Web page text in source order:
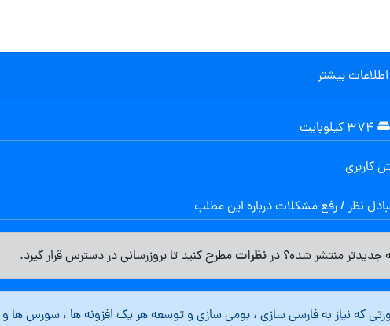
بیشتر
کاربری
نظر / رفع مشکلات درباره این مطلب
جدیدتر منتشر شده؟ درنظراتمطرح کنید تا بروزرسانی در دسترس قرار گیرد.
که نیاز به فارسی سازی ، بومی سازی و توسعه هر یک افزونه ها ، سورس ها